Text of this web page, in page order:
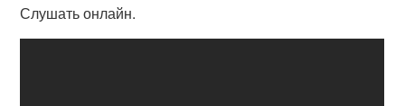
Слушать онлайн.